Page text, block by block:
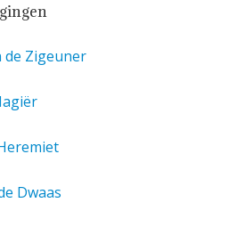
de Zigeuner
Dwaas